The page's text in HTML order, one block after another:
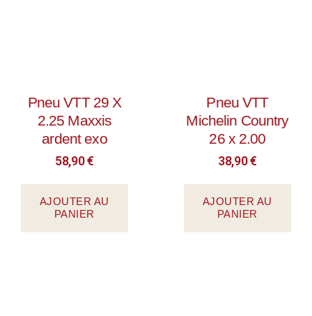
Pneu VTT 29 X
2.25 Maxxis
ardent exo
58,90€
AJOUTER AU
PANIER
Pneu VTT
Michelin Country
26 x 2.00
38,90€
AJOUTER AU
PANIER